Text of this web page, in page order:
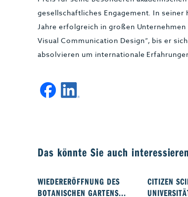
gesellschaftliches Engagement. In
Jahre erfolgreich in großen
Visual Communication Design“, bis er
absolvieren um internationale
Das könnte Sie auch interessieren
WIEDERERÖFFNUNG DES
BOTANISCHEN GARTENS...
CITIZEN